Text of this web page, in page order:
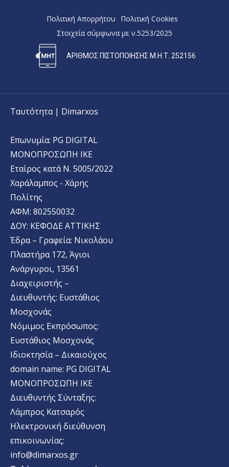
Πολιτική Απορρήτου
Πολιτική Cookies
Στοιχεία σύμφωνα με ν.5253/2025
ΑΡΙΘΜΟΣ ΠΙΣΤΟΠΟΙΗΣΗΣ Μ.Η.Τ. 252156
Ταυτότητα | Dimarxos
Επωνυμία: PG DIGITAL
MONΟΠΡΟΣΩΠΗ ΙΚΕ
Εταίρος κατά Ν. 5005/2022
Χαράλαμπος - Χάρης
Πολίτης
ΑΦΜ: 802550032
ΔΟΥ: ΚΕΦΟΔΕ ΑΤΤΙΚΗΣ
Έδρα – Γραφεία: Νικολάου
Πλαστήρα 172, Άγιοι
Ανάργυροι, 13561
Διαχειριστής –
Διευθυντής: Ευστάθιος
Μοσχονάς
Νόμιμος Εκπρόσωπος:
Ευστάθιος Μοσχονάς
Ιδιοκτησία – Δικαιούχος
domain name: PG DIGITAL
MONΟΠΡΟΣΩΠΗ ΙΚΕ
Διευθυντής Σύνταξης:
Λάμπρος Κατσαρός
Ηλεκτρονική διεύθυνση
επικοινωνίας:
info@dimarxos.gr